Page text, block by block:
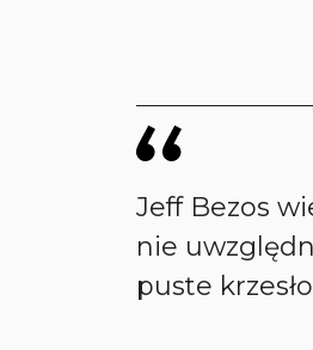
Jeff Bezos
nie
puste